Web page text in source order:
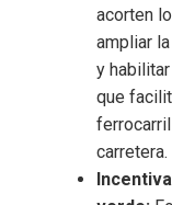
acorten
ampliar
y
que
carretera.